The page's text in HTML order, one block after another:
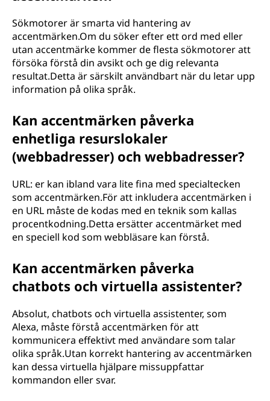
Sökmotorer är smarta vid hantering av
accentmärken.Om du söker efter ett ord med eller
utan accentmärke kommer de flesta sökmotorer att
försöka förstå din avsikt och ge dig relevanta
resultat.Detta är särskilt användbart när du letar upp
information på olika språk.
Kan accentmärken påverka
enhetliga resurslokaler
(webbadresser) och webbadresser?
URL: er kan ibland vara lite fina med specialtecken
som accentmärken.För att inkludera accentmärken i
en URL måste de kodas med en teknik som kallas
procentkodning.Detta ersätter accentmärket med
en speciell kod som webbläsare kan förstå.
Kan accentmärken påverka
chatbots och virtuella assistenter?
Absolut, chatbots och virtuella assistenter, som
Alexa, måste förstå accentmärken för att
kommunicera effektivt med användare som talar
olika språk.Utan korrekt hantering av accentmärken
kan dessa virtuella hjälpare missuppfattar
kommandon eller svar.